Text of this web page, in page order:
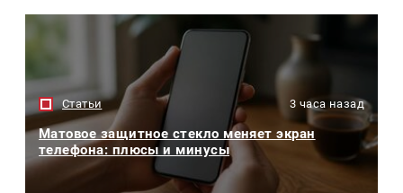
Статьи 3 часа назад
Матовое защитное стекло меняет экран
телефона: плюсы и минусы